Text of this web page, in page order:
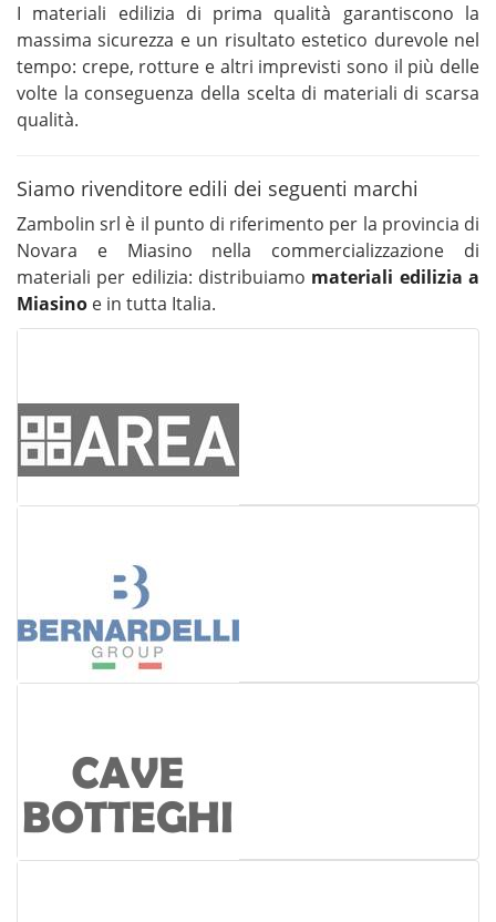
I materiali edilizia di prima qualità garantiscono la
massima sicurezza e un risultato estetico durevole nel
tempo: crepe, rotture e altri imprevisti sono il più delle
volte la conseguenza della scelta di materiali di scarsa
qualità.
Siamo rivenditore edili dei seguenti marchi
Zambolin srl è il punto di riferimento per la provincia di
Novara e Miasino nella commercializzazione di
materiali per edilizia: distribuiamo materiali edilizia a
Miasino e in tutta Italia.